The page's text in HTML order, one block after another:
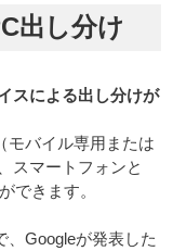
出し分け
スによる出し分けが
モバイル専用または
スマートフォンと
できます。
、Googleが発表した